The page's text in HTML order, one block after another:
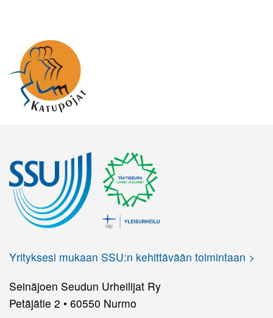
Yrityksesi mukaan SSU:n kehittävään toimintaan >
Seinäjoen Seudun Urheilijat Ry
Petäjätie 2 • 60550 Nurmo